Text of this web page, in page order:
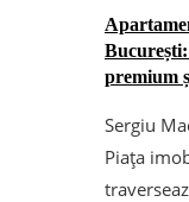
premium
Sergiu
Piața